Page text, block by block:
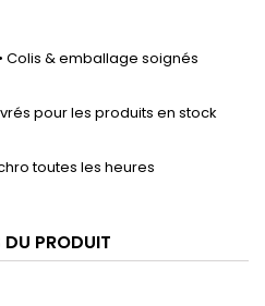
• Colis & emballage soignés
pour les produits en stock
toutes les heures
DU PRODUIT